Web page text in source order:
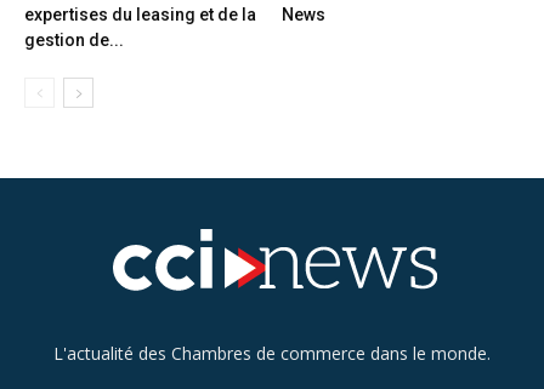
expertises du leasing et de la
gestion de...
News
L'actualité des Chambres de commerce dans le monde.